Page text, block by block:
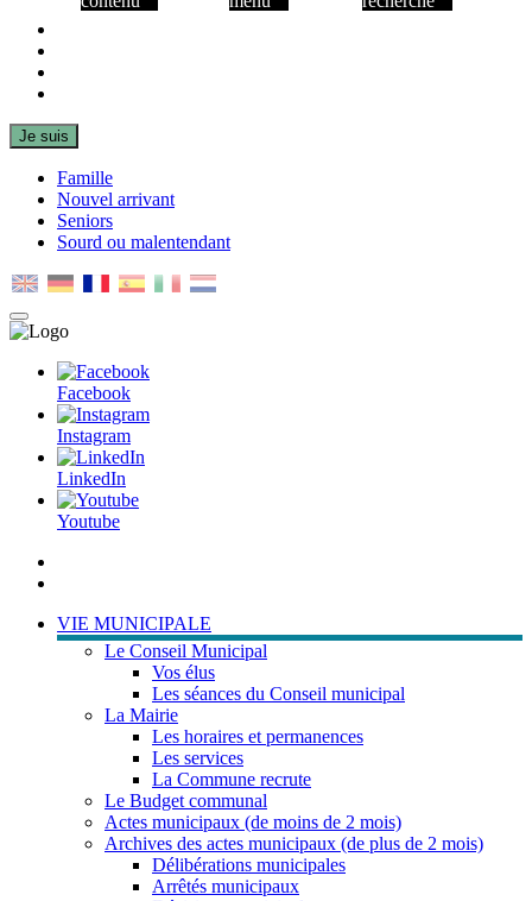
Je suis
Famille
Nouvel arrivant
Seniors
Sourd ou malentendant
MENU
PRINCIPAL
Facebook
Instagram
LinkedIn
Youtube
VIE MUNICIPALE
Le Conseil Municipal
Vos élus
Les séances du Conseil municipal
La Mairie
Les horaires et permanences
Les services
La Commune recrute
Le Budget communal
Actes municipaux (de moins de 2 mois)
Archives des actes municipaux (de plus de 2 mois)
Délibérations municipales
Arrêtés municipaux